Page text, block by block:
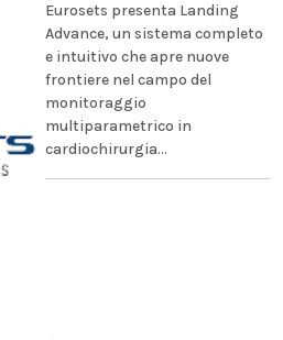
Eurosets presenta Landing
Advance, un sistema completo
e intuitivo che apre nuove
frontiere nel campo del
monitoraggio
multiparametrico in
cardiochirurgia...